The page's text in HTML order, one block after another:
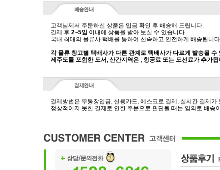
고객님께서 주문하신 상품은 입금 확인 후 배송해 드립니다.
결제 후 2~5일 이내에 상품을 받아 보실 수 있습니다.
국내 최대의 물류사 택배를 통하여 신속하고 안전하게 배송됩니
각 물류 창고별 택배사가 다른 관계로 택배사가 다르게 발송될 수
제주도를 포함한 도서, 산간지역은 , 항공료 또는 도선료가 추가됩
결제방법은 무통장입금, 신용카드, 에스크로 결제, 실시간 결제가
정상적이지 못한 결제로 인한 주문으로 판단될 때는 임의로 배송